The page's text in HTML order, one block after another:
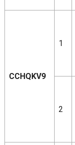
CCHQKV9
1
2